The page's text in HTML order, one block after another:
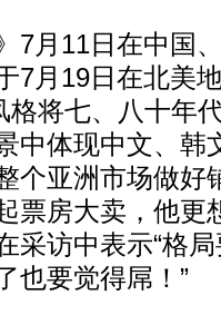
11日在中国
7月19日在北美
格将七、八十年
中体现中文、韩
个亚洲市场做好
票房大卖，他更
采访中表示“格
也要觉得屌！”